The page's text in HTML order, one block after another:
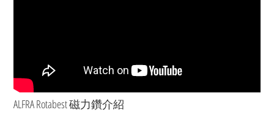
ALFRA Rotabest 磁力鑽介紹